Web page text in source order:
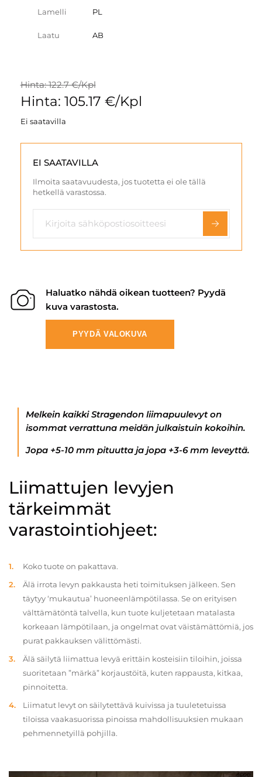
Lamelli PL
Laatu AB
Hinta: 122.7 €/Kpl
Hinta: 105.17 €/Kpl
Ei saatavilla
EI SAATAVILLA
Ilmoita saatavuudesta, jos tuotetta ei ole tällä
hetkellä varastossa.
Haluatko nähdä oikean tuotteen? Pyydä
kuva varastosta.
PYYDÄ VALOKUVA
Melkein kaikki Stragendon liimapuulevyt on
isommat verrattuna meidän julkaistuin kokoihin.
Jopa +5-10 mm pituutta ja jopa +3-6 mm leveyttä.
Liimattujen levyjen
tärkeimmät
varastointiohjeet:
Koko tuote on pakattava.
Älä irrota levyn pakkausta heti toimituksen jälkeen. Sen
täytyy ‘mukautua’ huoneenlämpötilassa. Se on erityisen
välttämätöntä talvella, kun tuote kuljetetaan matalasta
korkeaan lämpötilaan, ja ongelmat ovat väistämättömiä, jos
purat pakkauksen välittömästi.
Älä säilytä liimattua levyä erittäin kosteisiin tiloihin, joissa
suoritetaan ”märkä” korjaustöitä, kuten rappausta, kitkaa,
pinnoitetta.
Liimatut levyt on säilytettävä kuivissa ja tuuletetuissa
tiloissa vaakasuorissa pinoissa mahdollisuuksien mukaan
pehmennetyillä pohjilla.